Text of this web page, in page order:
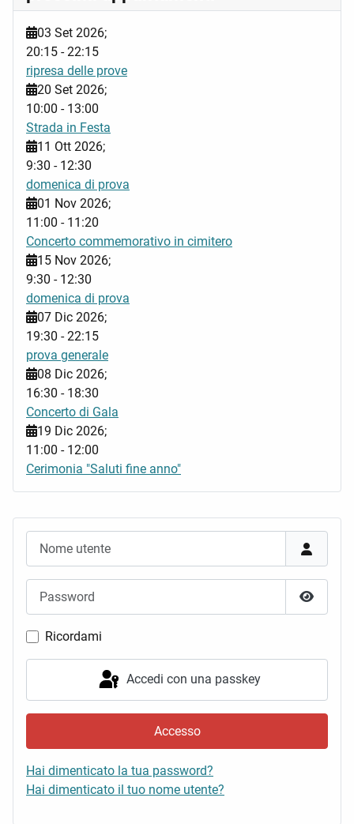
Mostra
Ricordami
Accedi con una passkey
Accesso
Hai dimenticato la tua password?
Hai dimenticato il tuo nome utente?
03 Set 2026;
20:15 -22:15
ripresa delle prove
20 Set 2026;
10:00 - 13:00
Strada in Festa
11 Ott 2026;
9:30 - 12:30
domenica di prova
01 Nov 2026;
11:00 - 11:20
Concerto commemorativo in cimitero
15 Nov 2026;
9:30 - 12:30
domenica di prova
07 Dic 2026;
19:30 -22:15
prova generale
08 Dic 2026;
16:30 - 18:30
Concerto di Gala
19 Dic 2026;
11:00 - 12:00
Cerimonia "Saluti fine anno"